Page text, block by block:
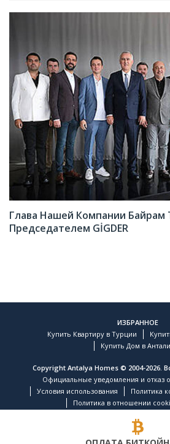
Глава Нашей Компании
Председателем GİGDER
ИЗБРАННОЕ
Купить Квартиру в Турции
Купить Дом в
Copyright Antalya Homes © 2004-2026.
Официальные уведомления и отказ
Условия использования
Политика
Политика в отношении